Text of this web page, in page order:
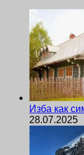
Изба как
28.07.2025